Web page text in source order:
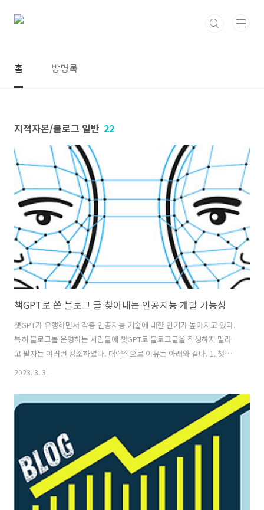
홈 방명록
지적자본/블로그 일반 22
책GPT로 쓴 블로그 글 찾아내는 인공지능 개발 가능성
챗GPT가 유행하면서 각종 인공지능 기술에 대한 인기가 높아지고 있다.
특히 블로그를 운영하는 사람들에 챗GPT로 블로그글을 작성하지 말라
고 필자는 여러번 강조하였다. 대략적으로 이유는 아래와 같다. 1. 챗
GPT로 작성한 글은 복제글, 유사글로 분류될 수 있다. 2. 챗GPT로 작성
능성이 있다. 3. 각 포털에서 챗GPT로 쓴 글을 검색 상위에 위치해주지
않는다. 대체적으로 위와 같은 이유로 ChatGpt를 이용해서 블로그 글을
쓰지 말라고 권유했다. 물론, 대략적인 내용의 목차자, 주제선정에 있어
서 활용하는 정도는 괜찮겠지만, 블로그를 쉽게 쓰려고 단 몇초만에 작성
가능한 글을 복사하는 수준으로 글을 쓰는 것은 결국 자신의 블로그를
포..
2023. 3. 3.